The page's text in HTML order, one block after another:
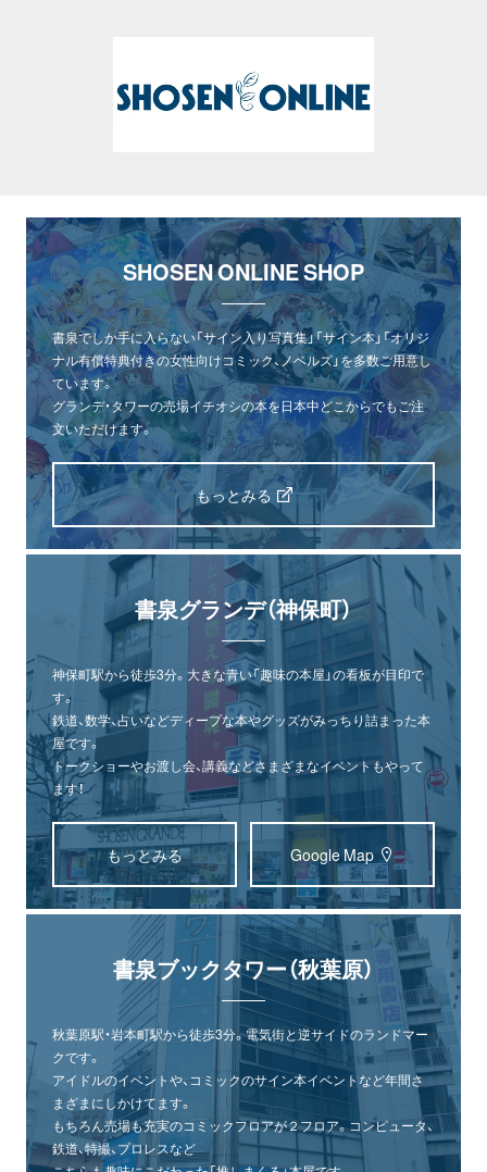
SHOSEN ONLINE SHOP
書泉でしか手に入らない「サイン入り写真集」「サイン本」「オリジ
ナル有償特典付きの女性向けコミック、ノベルズ」を多数ご用意し
ています。
グランデ・タワーの売場イチオシの本を日本中どこからでもご注
文いただけます。
もっとみる
書泉グランデ（神保町）
神保町駅から徒歩3分。大きな青い「趣味の本屋」の看板が目印で
す。
鉄道、数学、占いなどディープな本やグッズがみっちり詰まった本
屋です。
トークショーやお渡し会、講義などさまざまなイベントもやって
ます！
もっとみる Google Map
書泉ブックタワー（秋葉原）
秋葉原駅・岩本町駅から徒歩3分。電気街と逆サイドのランドマー
クです。
アイドルのイベントや、コミックのサイン本イベントなど年間さ
まざまにしかけてます。
もちろん売場も充実のコミックフロアが２フロア。コンピュータ、
鉄道、特撮、プロレスなど